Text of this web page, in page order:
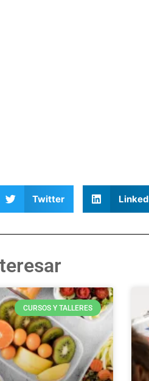
Twitter
CURSOS Y TALLERES